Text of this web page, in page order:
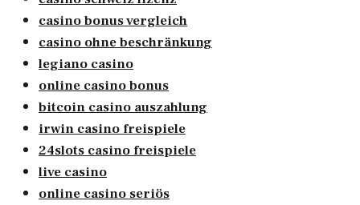
casino bonus vergleich
casino ohne beschränkung
legiano casino
online casino bonus
bitcoin casino auszahlung
irwin casino freispiele
24slots casino freispiele
live casino
online casino seriös